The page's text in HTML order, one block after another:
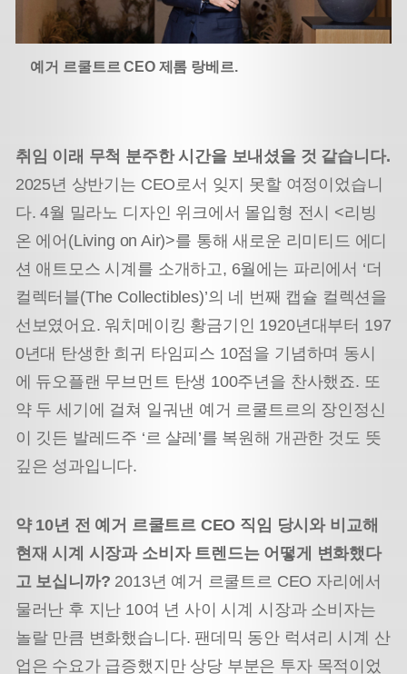
예거 르쿨트르 CEO 제롬 랑베르.
취임 이래 무척 분주한 시간을 보내셨을 것 같습니다.
2025년 상반기는 CEO로서 잊지 못할 여정이었습니
다. 4월 밀라노 디자인 위크에서 몰입형 전시 <리빙
온 에어(Living on Air)>를 통해 새로운 리미티드 에디
션 애트모스 시계를 소개하고, 6월에는 파리에서 ‘더
컬렉터블(The Collectibles)’의 네 번째 캡슐 컬렉션을
선보였어요. 워치메이킹 황금기인 1920년대부터 197
0년대 탄생한 희귀 타임피스 10점을 기념하며 동시
에 듀오플랜 무브먼트 탄생 100주년을 찬사했죠. 또
약 두 세기에 걸쳐 일궈낸 예거 르쿨트르의 장인정신
이 깃든 발레드주 ‘르 샬레’를 복원해 개관한 것도 뜻
깊은 성과입니다.
약 10년 전 예거 르쿨트르 CEO 직임 당시와 비교해
현재 시계 시장과 소비자 트렌드는 어떻게 변화했다
고 보십니까? 2013년 예거 르쿨트르 CEO 자리에서
물러난 후 지난 10여 년 사이 시계 시장과 소비자는
놀랄 만큼 변화했습니다. 팬데믹 동안 럭셔리 시계 산
업은 수요가 급증했지만 상당 부분은 투자 목적이었